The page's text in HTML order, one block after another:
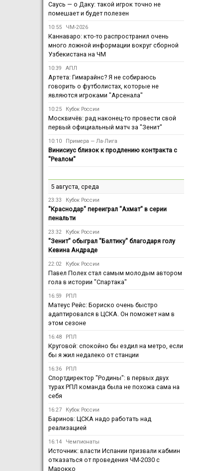
Саусь — о Даку: такой игрок точно не
помешает и будет полезен
10:55 ЧМ-2026
Каннаваро: кто-то распространил очень
много ложной информации вокруг сборной
Узбекистана на ЧМ
10:39 АПЛ
Артета: Гимарайнс? Я не собираюсь
говорить о футболистах, которые не
являются игроками "Арсенала"
10:25 Кубок России
Москвичёв: рад наконец-то провести свой
первый официальный матч за "Зенит"
10:10 Примера — Ла-Лига
Винисиус близок к продлению контракта с
"Реалом"
5 августа, среда
23:33 Кубок России
"Краснодар" переиграл "Ахмат" в серии
пенальти
23:32 Кубок России
"Зенит" обыграл "Балтику" благодаря голу
Кевина Андраде
22:02 Кубок России
Павел Полех стал самым молодым автором
гола в истории "Спартака"
16:59 РПЛ
Матеус Рейс: Бориско очень быстро
адаптировался в ЦСКА. Он поможет нам в
этом сезоне
16:48 РПЛ
Круговой: спокойно бы ездил на метро, если
бы я жил недалеко от станции
16:36 РПЛ
Спортдиректор "Родины": в первых двух
турах РПЛ команда была не похожа сама на
себя
16:27 Кубок России
Баринов: ЦСКА надо работать над
реализацией
16:14 Чемпионаты
Источник: власти Испании призвали кабмин
отказаться от проведения ЧМ-2030 с
Марокко